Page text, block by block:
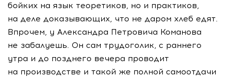
бойких на язык теоретиков, но и практиков,
на деле доказывающих, что не даром хлеб едят.
Впрочем, у Александра Петровича Команова
не забалуешь. Он сам трудоголик, с раннего
утра и до позднего вечера проводит
на производстве и такой же полной самоотдачи